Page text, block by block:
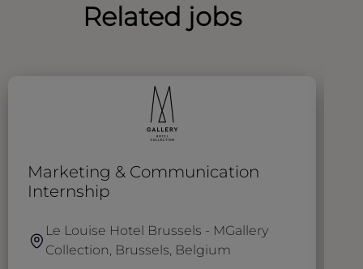
Related jobs
Marketing & Communication
Internship
Le Louise Hotel Brussels - MGallery
Collection, Brussels, Belgium